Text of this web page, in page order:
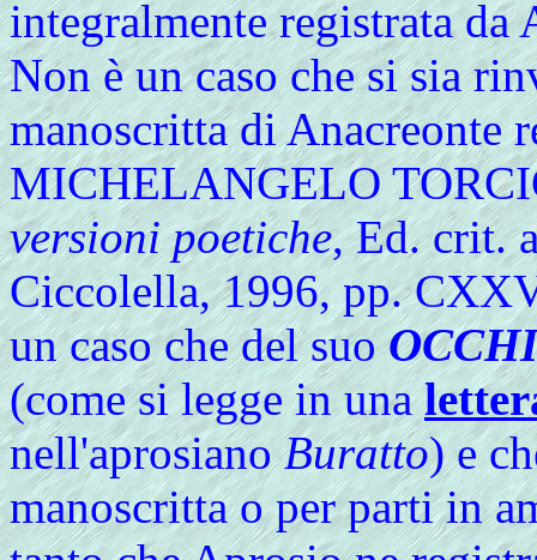
integralmente registrata
Non è un caso che si sia
manoscritta di Anacreonte
MICHELANGELO
versioni poetiche, Ed. crit.
Ciccolella, 1996, pp.
un caso che del suo
(come si legge in una
nell'aprosianoBuratto) e
manoscritta o per parti in